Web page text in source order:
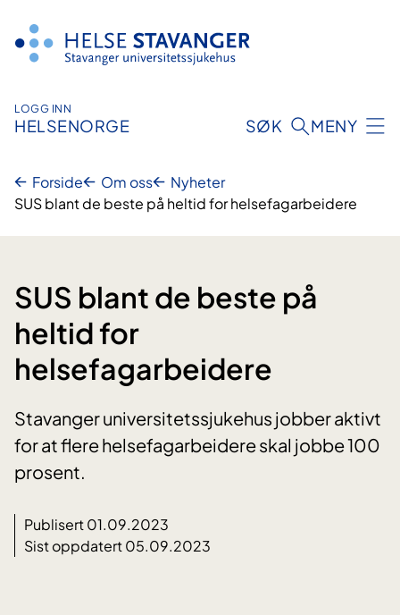
innhold
LOGG INN
HELSENORGE SØK MENY
Forside Om oss
Nyheter
SUS blant de beste på heltid for helsefagarbeidere
SUS blant de beste på
heltid for
helsefagarbeidere
Stavanger universitetssjukehus jobber aktivt
for at flere helsefagarbeidere skal jobbe 100
prosent.
Publisert 01.09.2023
Sist oppdatert 05.09.2023